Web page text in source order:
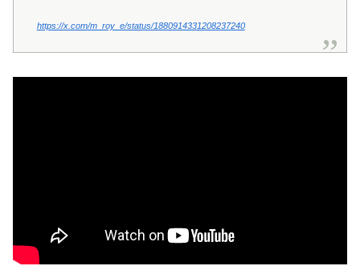
https://x.com/m_roy_e/status/1880914331208237240